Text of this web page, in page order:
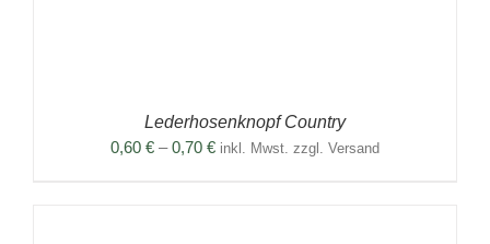
Lederhosenknopf Country
0,60 € –0,70 €Preisspanne:
inkl. Mwst. zzgl. Versand